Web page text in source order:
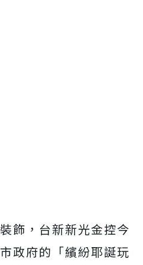
飾，台新新光金控今
政府的「繽紛耶誕玩